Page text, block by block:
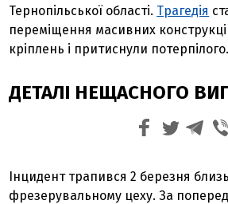
Тернопільської області. Трагедія
переміщення масивних
кріплень і притиснули потерпілого.
ДЕТАЛІ НЕЩАСНОГО
Інцидент трапився 2 березня
фрезерувальному цеху. За